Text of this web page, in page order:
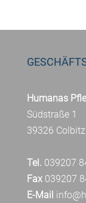
Humanas
Südstraße 1
39326 Colbitz
Tel. 039207
Fax039207
E-Mail